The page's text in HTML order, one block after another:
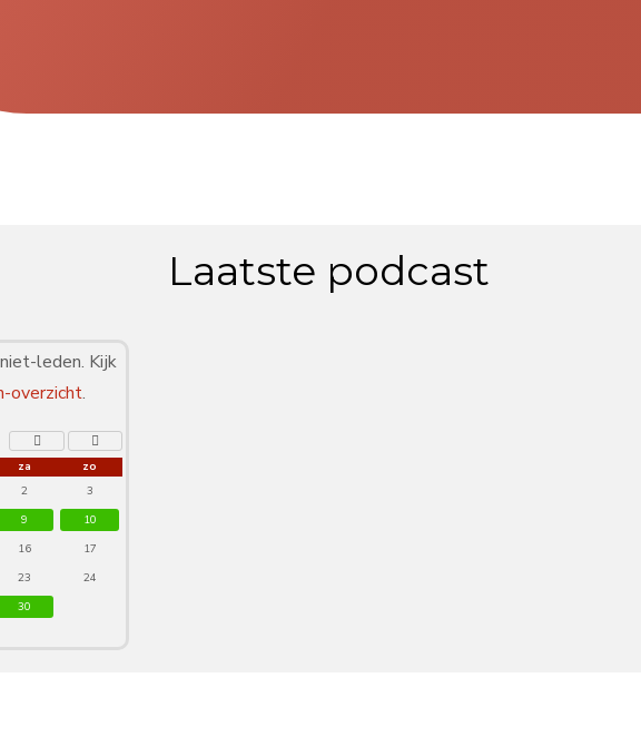
leden. Kijk
overzicht.
za
zo
2
3
9
10
16
17
23
24
30
Laatste podcast